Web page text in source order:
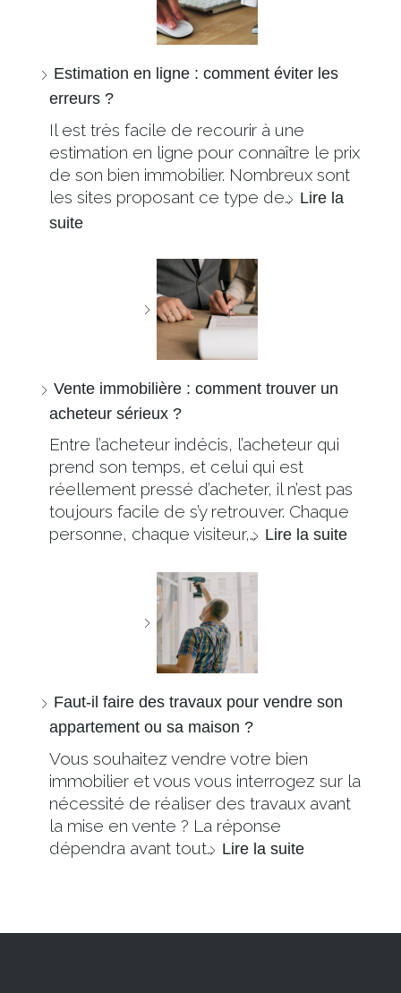
Estimation en ligne : comment éviter les
erreurs ?
Il est très facile de recourir à une
estimation en ligne pour connaître le prix
de son bien immobilier. Nombreux sont
les sites proposant ce type de… Lire la
suite
Vente immobilière : comment trouver un
acheteur sérieux ?
Entre l’acheteur indécis, l’acheteur qui
prend son temps, et celui qui est
réellement pressé d’acheter, il n’est pas
toujours facile de s’y retrouver. Chaque
personne, chaque visiteur,… Lire la suite
Faut-il faire des travaux pour vendre son
appartement ou sa maison ?
Vous souhaitez vendre votre bien
immobilier et vous vous interrogez sur la
nécessité de réaliser des travaux avant
la mise en vente ? La réponse
dépendra avant tout… Lire la suite